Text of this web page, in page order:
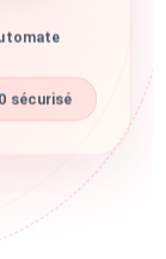
sécurisé